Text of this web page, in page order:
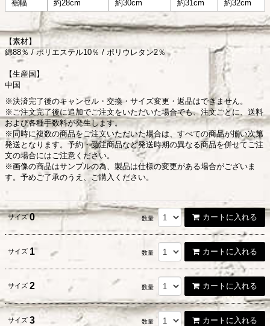
裾幅
約28cm 約30cm 約31cm 約32cm
【素材】
綿88％ / ポリエステル10％ / ポリウレタン2％
【生産国】
中国
※決済完了後のキャンセル・交換・サイズ変更・返品はできません。
※ご注文完了後に追加でご注文をいただいた場合でも、注文ごとに、送料
および各種手数料が発生します。
※同時に複数の商品をご注文いただいた場合は、すべての商品が揃い次第
発送となります。予約・受注商品など発送時期の異なる商品を併せてご注
文の場合にはご注意ください。
※画像の商品はサンプルの為、製品は仕様の変更がある場合がございま
す。予めご了承のうえ、ご購入ください。
サイズ0 数量 カートに入れる
サイズ 1 数量 カートに入れる
サイズ 2 数量 カートに入れる
サイズ 3 数量 カートに入れる